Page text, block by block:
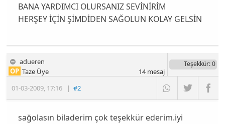
BANA YARDIMCI OLURSANIZ SEVİNİRİM
HERŞEY İÇİN ŞİMDİDEN SAĞOLUN KOLAY GELSİN
adueren
01-03-2009, 17:16 |#2
OP Taze Üye
Teşekkür: 0
14mesaj
sağolasın biladerim çok teşekkür ederim.iyi